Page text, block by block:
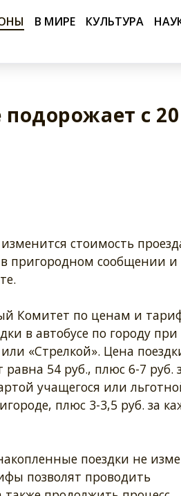
В МИРЕ КУЛЬТУРА
с 20
стоимость
пригородном сообщении и
Комитет по ценам и
в автобусе по городу
«Стрелкой». Цена
54 руб., плюс 6-7 руб.
учащегося или
плюс 3-3,5 руб. за
поездки не
позволят проводить